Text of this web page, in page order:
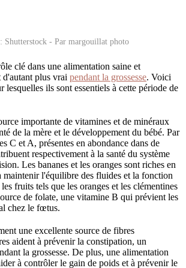
Shutterstock - Par margouillat photo
clé dans une alimentation saine et
d'autant plus vrai pendant la grossesse. Voici
lesquelles ils sont essentiels à cette période de
importante de vitamines et de minéraux
de la mère et le développement du bébé. Par
C et A, présentes en abondance dans de
respectivement à la santé du système
Les bananes et les oranges sont riches en
maintenir l'équilibre des fluides et la fonction
fruits tels que les oranges et les clémentines
de folate, une vitamine B qui prévient les
chez le fœtus.
une excellente source de fibres
aident à prévenir la constipation, un
la grossesse. De plus, une alimentation
à contrôler le gain de poids et à prévenir le